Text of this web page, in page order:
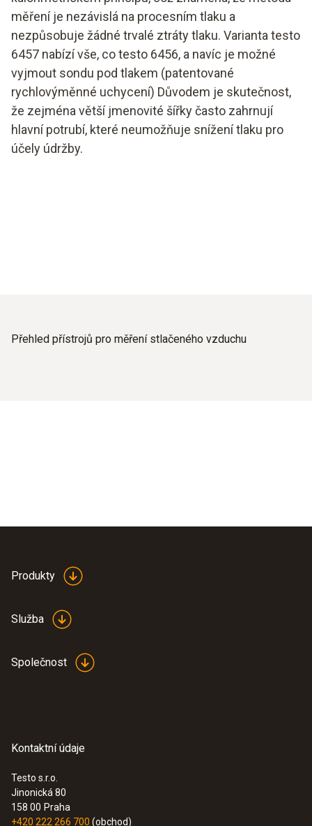
měření je nezávislá na procesním tlaku a
nezpůsobuje žádné trvalé ztráty tlaku. Varianta testo
6457 nabízí vše, co testo 6456, a navíc je možné
vyjmout sondu pod tlakem (patentované
rychlovýměnné uchycení) Důvodem je skutečnost,
že zejména větší jmenovité šířky často zahrnují
hlavní potrubí, které neumožňuje snížení tlaku pro
účely údržby.
Přehled přístrojů pro měření stlačeného vzduchu
Produkty
Služba
Společnost
Kontaktní údaje
Testo s.r.o.
Jinonická 80
158 00 Praha
+420 222 266 700 (obchod)